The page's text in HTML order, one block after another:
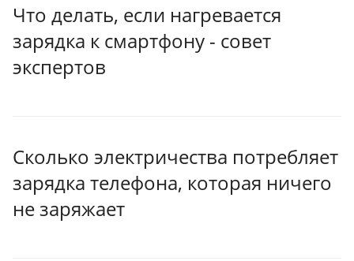
Что делать, если нагревается
зарядка к смартфону - совет
экспертов
Сколько электричества потребляет
зарядка телефона, которая ничего
не заряжает